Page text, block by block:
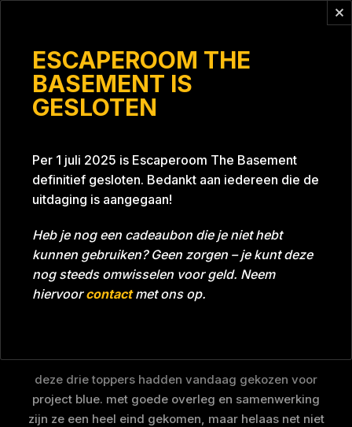
ESCAPEROOM THE
BASEMENT IS
GESLOTEN
Per 1 juli 2025 is Escaperoom The Basement
definitief gesloten. Bedankt aan iedereen die de
uitdaging is aangegaan!
Heb je nog een cadeaubon die je niet hebt
kunnen gebruiken? Geen zorgen – je kunt deze
nog steeds omwisselen voor geld. Neem
hiervoorcontactmet ons op.
Tijd Bijna gehaald Datum 23-07-2023
Room Project Blue 26A8
deze drie toppers hadden vandaag gekozen voor
project blue. met goede overleg en samenwerking
zijn ze een heel eind gekomen, maar helaas net niet